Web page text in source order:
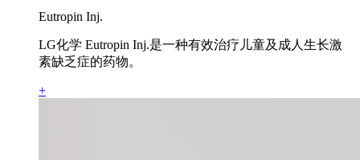
Eutropin Inj.
LG化学 Eutropin Inj.是一种有效治疗儿童及成人生长激
素缺乏症的药物。
+